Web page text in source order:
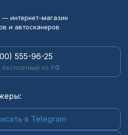
интернет-магазин
и автосканеров
555-96-25
бесплатный по РФ
в Telegram